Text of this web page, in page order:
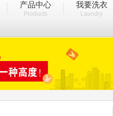
产品中心
Products
我要洗衣
Laundry